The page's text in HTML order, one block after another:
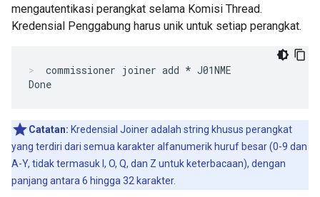
mengautentikasi perangkat selama Komisi Thread.
Kredensial Penggabung harus unik untuk setiap perangkat.
commissioner joiner add * J01NME
Catatan: Kredensial Joiner adalah string khusus perangkat
yang terdiri dari semua karakter alfanumerik huruf besar (0-9 dan
A-Y, tidak termasuk I, O, Q, dan Z untuk keterbacaan), dengan
panjang antara 6 hingga 32 karakter.